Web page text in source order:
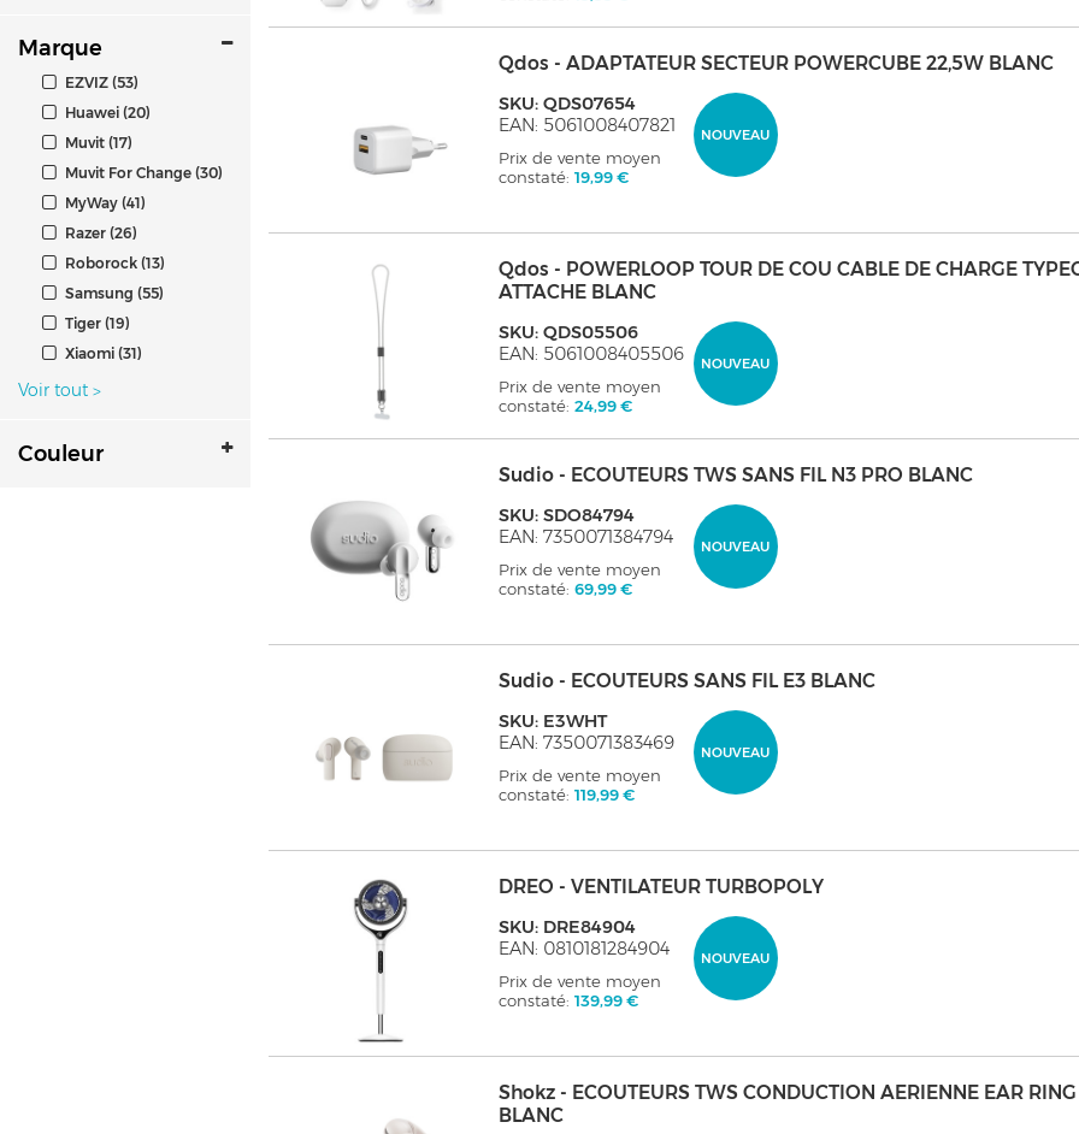
Marque
EZVIZ (53)
Huawei (20)
Muvit (17)
Muvit For Change (30)
MyWay (41)
Razer (26)
Roborock (13)
Samsung (55)
Tiger (19)
Xiaomi (31)
Voir tout >
Couleur
Qdos - ADAPTATEUR SECTEUR POWERCUBE 22,5W BLANC
NOUVEAU
SKU: QDS07654
EAN: 5061008407821
Prix de vente moyen
constaté:19,99 €
Qdos - POWERLOOP TOUR DE COU CABLE DE CHARGE
ATTACHE BLANC
NOUVEAU
SKU: QDS05506
EAN: 5061008405506
Prix de vente moyen
constaté:24,99 €
Sudio - ECOUTEURS TWS SANS FIL N3 PRO BLANC
NOUVEAU
SKU: SDO84794
EAN: 7350071384794
Prix de vente moyen
constaté:69,99 €
Sudio - ECOUTEURS SANS FIL E3 BLANC
NOUVEAU
SKU: E3WHT
EAN: 7350071383469
Prix de vente moyen
constaté:119,99 €
DREO - VENTILATEUR TURBOPOLY
NOUVEAU
SKU: DRE84904
EAN: 0810181284904
Prix de vente moyen
constaté:139,99 €
Shokz - ECOUTEURS TWS CONDUCTION AERIENNE EAR
BLANC